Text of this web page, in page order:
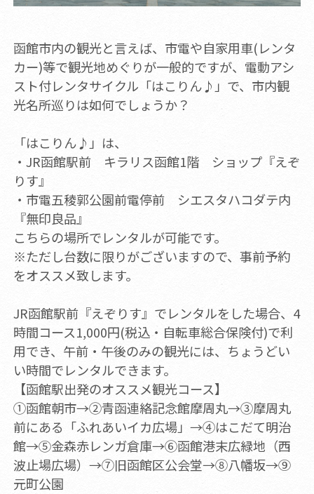
函館市内の観光と言えば、市電や自家用車(レンタ
カー)等で観光地めぐりが一般的ですが、電動アシ
スト付レンタサイクル「はこりん♪」で、市内観
光名所巡りは如何でしょうか？
「はこりん♪」は、
・JR函館駅前 キラリス函館1階 ショップ『えぞ
りす』
・市電五稜郭公園前電停前 シエスタハコダテ内
『無印良品』
こちらの場所でレンタルが可能です。
※ただし台数に限りがございますので、事前予約
をオススメ致します。
JR函館駅前『えぞりす』でレンタルをした場合、4
時間コース1,000円(税込・自転車総合保険付)で利
用でき、午前・午後のみの観光には、ちょうどい
い時間でレンタルできます。
【函館駅出発のオススメ観光コース】
①函館朝市→②青函連絡記念館摩周丸→③摩周丸
前にある「ふれあいイカ広場」→④はこだて明治
館→⑤金森赤レンガ倉庫→⑥函館港末広緑地（西
波止場広場）→⑦旧函館区公会堂→⑧八幡坂→⑨
元町公園